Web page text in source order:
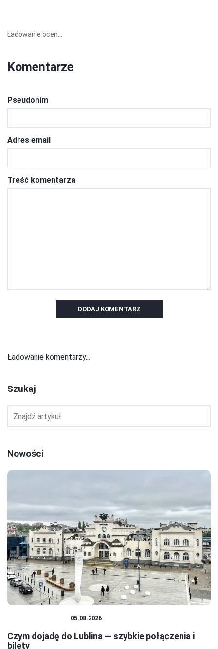
Ładowanie ocen...
Komentarze
Pseudonim
Adres email
Treść komentarza
DODAJ KOMENTARZ
Ładowanie komentarzy...
Szukaj
Nowości
05.08.2026
Czym dojadę do Lublina — szybkie połączenia i
bilety